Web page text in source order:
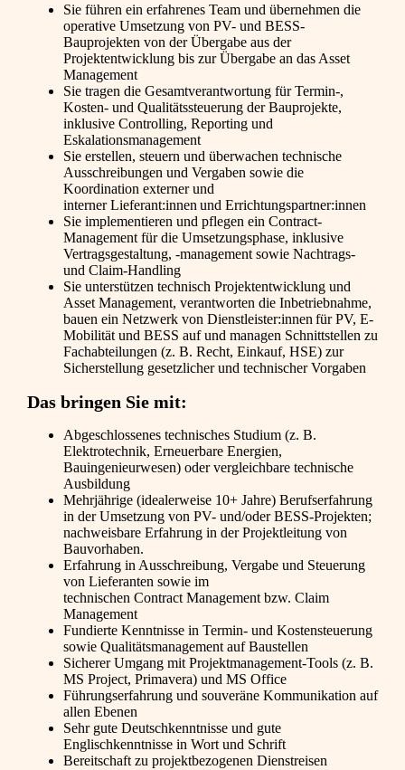
Sie führen ein erfahrenes Team und übernehmen die
operative Umsetzung von PV- und BESS-
Bauprojekten von der Übergabe aus der
Projektentwicklung bis zur Übergabe an das Asset
Management
Sie tragen die Gesamtverantwortung für Termin-,
Kosten- und Qualitätssteuerung der Bauprojekte,
inklusive Controlling, Reporting und
Eskalationsmanagement
Sie erstellen, steuern und überwachen technische
Ausschreibungen und Vergaben sowie die
Koordination externer und
interner Lieferant:innen und Errichtungspartner:innen
Sie implementieren und pflegen ein Contract-
Management für die Umsetzungsphase, inklusive
Vertragsgestaltung, -management sowie Nachtrags-
und Claim-Handling
Sie unterstützen technisch Projektentwicklung und
Asset Management, verantworten die Inbetriebnahme,
bauen ein Netzwerk von Dienstleister:innen für PV, E-
Mobilität und BESS auf und managen Schnittstellen zu
Fachabteilungen (z. B. Recht, Einkauf, HSE) zur
Sicherstellung gesetzlicher und technischer Vorgaben
Das bringen Sie mit:
Abgeschlossenes technisches Studium (z. B.
Elektrotechnik, Erneuerbare Energien,
Bauingenieurwesen) oder vergleichbare technische
Ausbildung
Mehrjährige (idealerweise 10+ Jahre) Berufserfahrung
in der Umsetzung von PV- und/oder BESS-Projekten;
nachweisbare Erfahrung in der Projektleitung von
Bauvorhaben.
Erfahrung in Ausschreibung, Vergabe und Steuerung
von Lieferanten sowie im
technischen Contract Management bzw. Claim
Management
Fundierte Kenntnisse in Termin- und Kostensteuerung
sowie Qualitätsmanagement auf Baustellen
Sicherer Umgang mit Projektmanagement-Tools (z. B.
MS Project, Primavera) und MS Office
Führungserfahrung und souveräne Kommunikation auf
allen Ebenen
Sehr gute Deutschkenntnisse und gute
Englischkenntnisse in Wort und Schrift
Bereitschaft zu projektbezogenen Dienstreisen